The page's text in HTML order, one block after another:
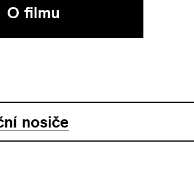
O filmu
nosiče